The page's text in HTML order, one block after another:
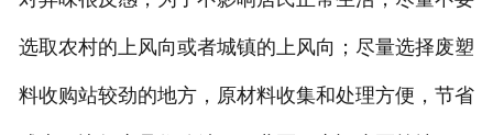
选取农村的上风向或者城镇的上风向；尽量选择废塑
料收购站较劲的地方，原材料收集和处理方便，节省